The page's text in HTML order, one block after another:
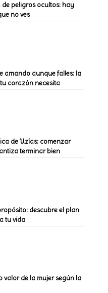
de peligros ocultos: hay
no ves
amando aunque falles: la
corazón necesita
de Uzías: comenzar
terminar bien
descubre el plan
tu vida
valor de la mujer según la